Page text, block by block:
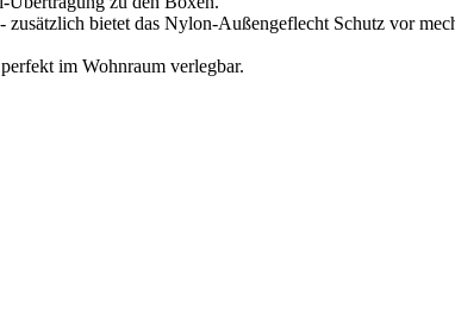
bietet das Nylon-Außengeflecht Schutz vor
im Wohnraum verlegbar.